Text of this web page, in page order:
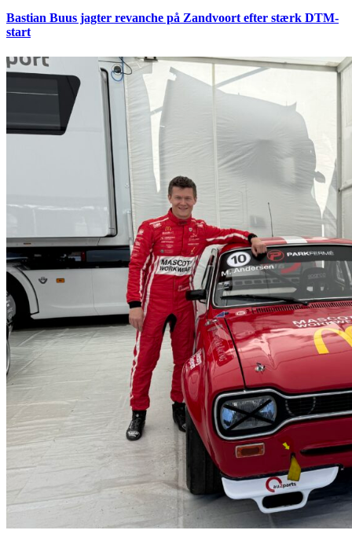
Bastian Buus jagter revanche på Zandvoort efter stærk DTM-
start